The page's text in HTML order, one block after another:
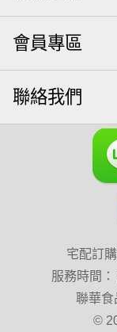
減糖日記
萬歲牌 米果
無糖 堅果飲
Diy飯糰
萬歲牌 堅
萬
萬歲牌小魚
卡廸那 95℃
萬歲牌 堅
卡廸那95℃
會員專區
聯絡我們
宅配訂
服務時間 ：
聯華食
©